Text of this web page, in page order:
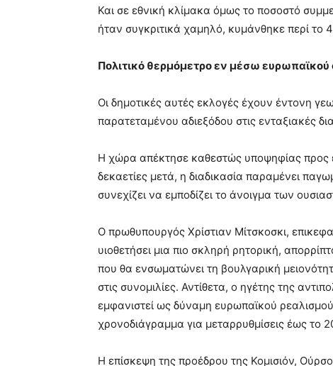
Και σε εθνική κλίμακα όμως το ποσοστό
ήταν συγκριτικά χαμηλό, κυμάνθηκε περί το
Πολιτικό θερμόμετρο εν μέσω ευρωπαϊκού
Oι δημοτικές αυτές εκλογές έχουν έντονη
παρατεταμένου αδιεξόδου στις ενταξιακές
Η χώρα απέκτησε καθεστώς υποψηφίας
δεκαετίες μετά, η διαδικασία παραμένει
συνεχίζει να εμποδίζει το άνοιγμα των
Ο πρωθυπουργός Χρίστιαν Μίτσκοσκι,
υιοθετήσει μια πιο σκληρή ρητορική,
που θα ενσωματώνει τη βουλγαρική
στις συνομιλίες. Αντίθετα, ο ηγέτης της
εμφανιστεί ως δύναμη ευρωπαϊκού
χρονοδιάγραμμα για μεταρρυθμίσεις έως το
Η επίσκεψη της προέδρου της Κομισιόν,